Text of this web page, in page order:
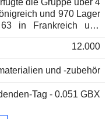
und 970 Lager
in Frankreich und
(96,5 %) und
12.000
und -zubehör
Tag - 0.051 GBX